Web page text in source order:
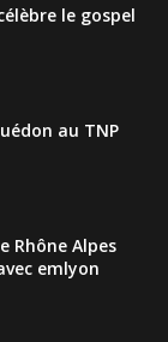
le gospel
au TNP
Rhône Alpes
emlyon